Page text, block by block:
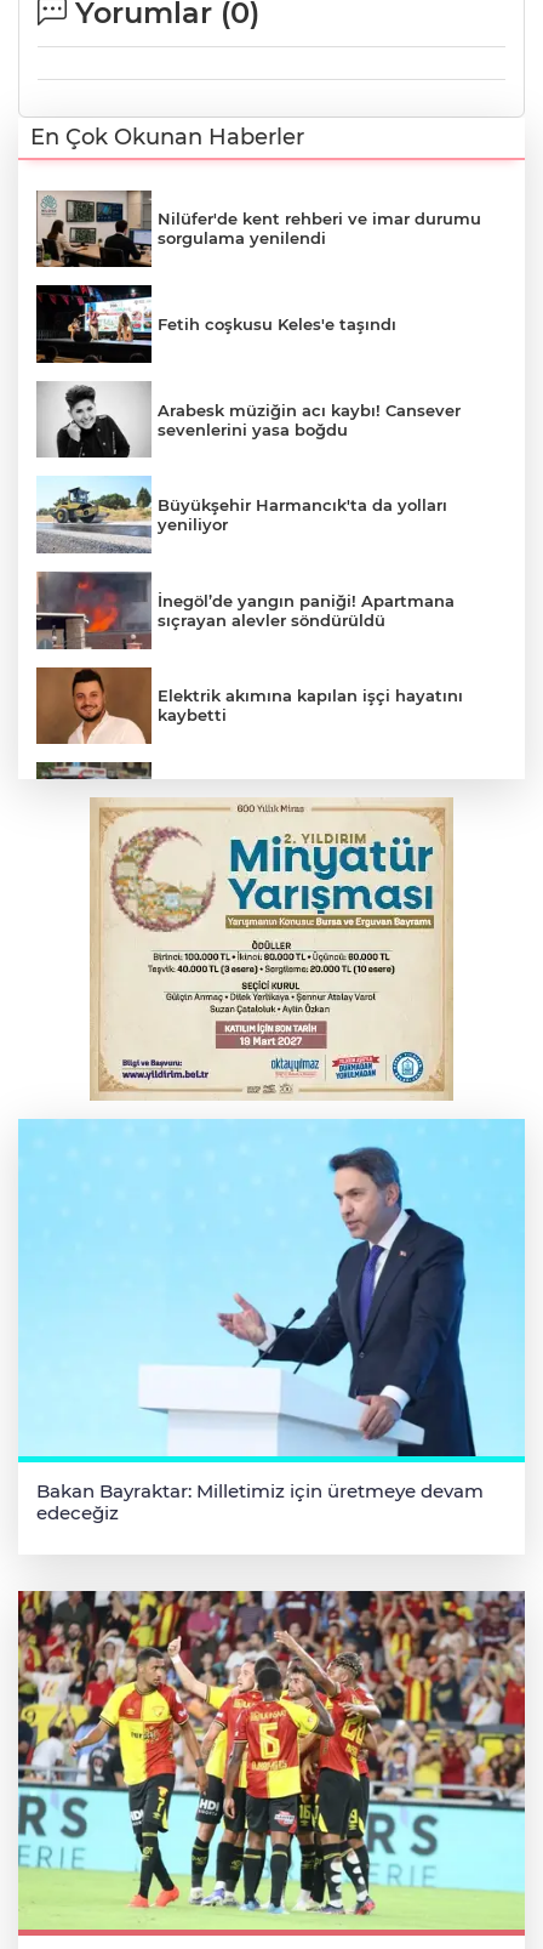
Yorumlar (0)
En Çok Okunan Haberler
Nilüfer'de kent rehberi ve imar durumu
sorgulama yenilendi
Fetih coşkusu Keles'e taşındı
Arabesk müziğin acı kaybı! Cansever
sevenlerini yasa boğdu
Büyükşehir Harmancık'ta da yolları
yeniliyor
İnegöl’de yangın paniği! Apartmana
sıçrayan alevler söndürüldü
Elektrik akımına kapılan işçi hayatını
kaybetti
Bursa’da bugün hava nasıl olacak?
İş makinesinin camına kafasını çarpan
operatör yaralandı
Babasını ziyarete giderken kazada
hayatını kaybetti
İnegöl'de orman yangını; Havadan ve
karadan müdahale başlatıldı
Bakan Bayraktar: Milletimiz için üretmeye devam
edeceğiz